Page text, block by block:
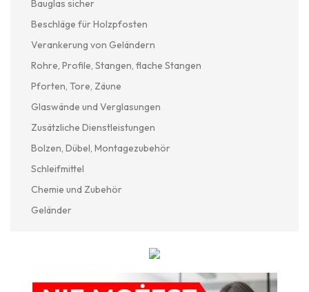
Bauglas sicher
Beschläge für Holzpfosten
Verankerung von Geländern
Rohre, Profile, Stangen, flache Stangen
Pforten, Tore, Zäune
Glaswände und Verglasungen
Zusätzliche Dienstleistungen
Bolzen, Dübel, Montagezubehör
Schleifmittel
Chemie und Zubehör
Geländer